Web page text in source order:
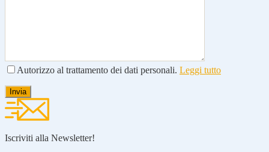
Autorizzo al trattamento dei dati personali. Leggi tutto
Iscriviti alla Newsletter!